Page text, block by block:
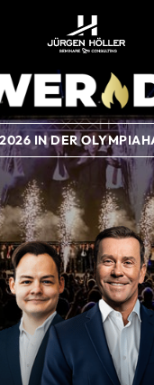
2026 IN DER